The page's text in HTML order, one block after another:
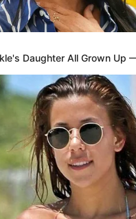
proíbe
exceto em situações de
a efetivação de
tenham sido precedidos
Daughter All Grown Up